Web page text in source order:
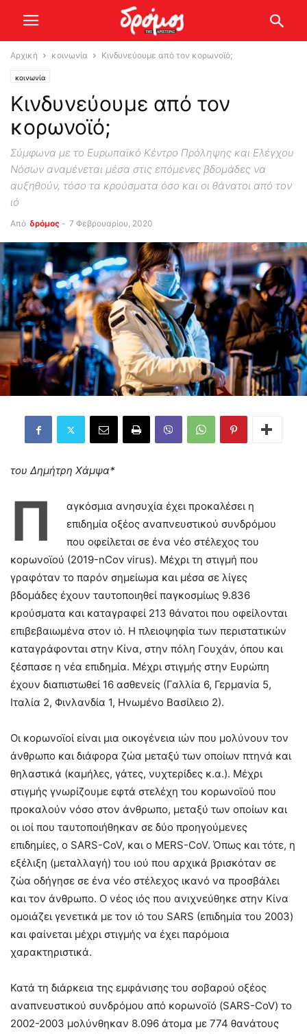
Αρχική κοινωνία Κινδυνεύουμε από τον κορωνοϊό;
κοινωνία
Κινδυνεύουμε από τον
κορωνοϊό;
Σύμφωνα με το Ευρωπαϊκό Κέντρο Πρόληψης και Ελέγχου
Νόσων αναμένεται μέσα στις επόμενες βδομάδες να
αυξηθούν, τόσο τα κρούσματα όσο και οι θάνατοι από τον
ιό
Από δρόμος - 7 Φεβρουαρίου, 2020
του Δημήτρη Χάμψα*
Π
αγκόσμια ανησυχία έχει προκαλέσει η
επιδημία οξέος αναπνευστικού συνδρόμου
που οφείλεται σε ένα νέο στέλεχος του
κορωνοϊού (2019-nCov virus). Μέχρι τη στιγμή που
γραφόταν το παρόν σημείωμα και μέσα σε λίγες
βδομάδες έχουν ταυτοποιηθεί παγκοσμίως 9.836
κρούσματα και καταγραφεί 213 θάνατοι που οφείλονται
επιβεβαιωμένα στον ιό. Η πλειοψηφία των περιστατικών
καταγράφονται στην Κίνα, στην πόλη Γουχάν, όπου και
ξέσπασε η νέα επιδημία. Μέχρι στιγμής στην Ευρώπη
έχουν διαπιστωθεί 16 ασθενείς (Γαλλία 6, Γερμανία 5,
Ιταλία 2, Φινλανδία 1, Ηνωμένο Βασίλειο 2).
Οι κορωνοϊοί είναι μια οικογένεια ιών που μολύνουν τον
άνθρωπο και διάφορα ζώα μεταξύ των οποίων πτηνά και
θηλαστικά (καμήλες, γάτες, νυχτερίδες κ.α.). Μέχρι
στιγμής γνωρίζουμε εφτά στελέχη του κορωνοϊού που
προκαλούν νόσο στον άνθρωπο, μεταξύ των οποίων και
οι ιοί που ταυτοποιήθηκαν σε δύο προηγούμενες
επιδημίες, ο SARS-CoV, και ο MERS-CoV. Όπως και τότε, η
εξέλιξη (μεταλλαγή) του ιού που αρχικά βρισκόταν σε
ζώα οδήγησε σε ένα νέο στέλεχος ικανό να προσβάλει
και τον άνθρωπο. Ο νέος ιός που ανιχνεύθηκε στην Κίνα
ομοιάζει γενετικά με τον ιό του SARS (επιδημία του 2003)
και φαίνεται μέχρι στιγμής να έχει παρόμοια
χαρακτηριστικά.
Κατά τη διάρκεια της εμφάνισης του σοβαρού οξέος
αναπνευστικού συνδρόμου από κορωνοϊό (SARS-CoV) το
2002-2003 μολύνθηκαν 8.096 άτομα με 774 θανάτους